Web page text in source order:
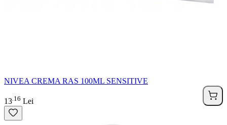
NIVEA CREMA RAS 100ML SENSITIVE
13 16 Lei